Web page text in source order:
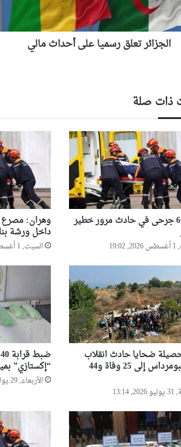
الجزائر تعلق رسميا على أحداث مالي
ذات صلة
بجاية: 6 جرحى في حادث مرور خطير وهران: مصرع
داخل ورشة
السبت, 1 أغسطس 2026, 12:10
ضحايا حادث انقلاب
حافلة ببومرداس إلى 25 وفاة و44 “إكستازي”
الأربعاء, 29 يوليو 2026, 13:58